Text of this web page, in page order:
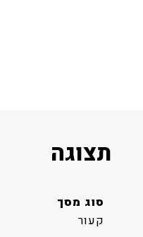
תצוגה
סוג מסך
קעור